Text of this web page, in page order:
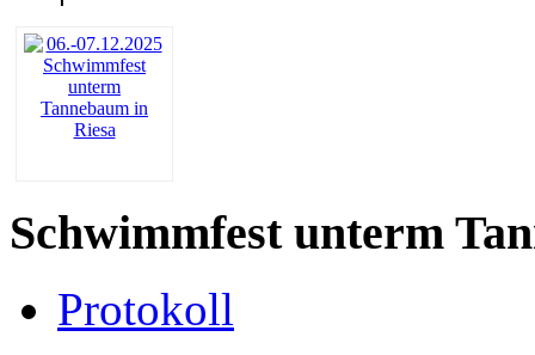
Schwimmfest unterm
Protokoll